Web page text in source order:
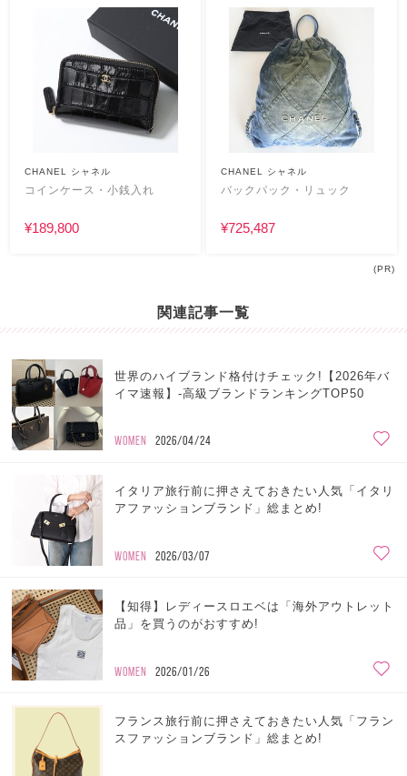
CHANEL シャネル
コインケース・小銭入れ
¥189,800
CHANEL シャネル
バックパック・リュック
¥725,487
(PR)
関連記事一覧
世界のハイブランド格付けチェック!【2026年バ
イマ速報】-高級ブランドランキングTOP50
WOMEN 2026/04/24
イタリア旅行前に押さえておきたい人気「イタリ
アファッションブランド」総まとめ!
WOMEN 2026/03/07
【知得】レディースロエベは「海外アウトレット
品」を買うのがおすすめ!
WOMEN 2026/01/26
フランス旅行前に押さえておきたい人気「フラン
スファッションブランド」総まとめ!